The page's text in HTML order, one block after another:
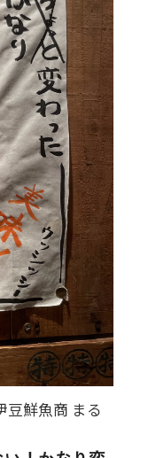
豆鮮魚商 まる